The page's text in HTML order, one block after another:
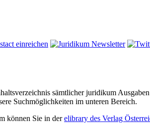
sämtlicher juridikum
Suchmöglichkeiten im unteren Bereich.
können Sie in derelibrary des Verlag